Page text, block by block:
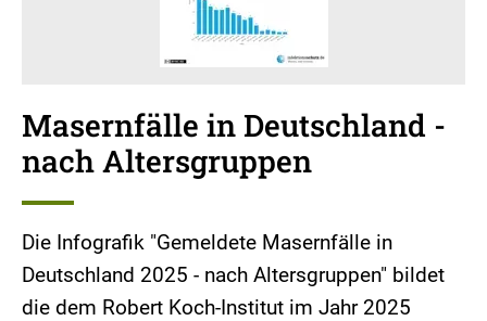
Masernfälle in Deutschland -
nach Altersgruppen
Die Infografik "Gemeldete Masernfälle in
Deutschland 2025 - nach Altersgruppen" bildet
die dem Robert Koch-Institut im Jahr 2025